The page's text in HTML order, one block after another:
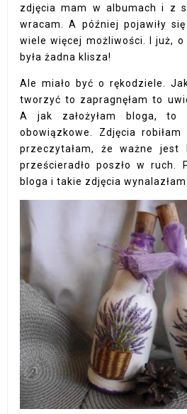
zdjęcia mam w albumach i z
wracam. A później pojawiły
wiele więcej możliwości. I już,
była żadna klisza!
Ale miało być o rękodziele.
tworzyć to zapragnęłam to
A jak założyłam bloga, to
obowiązkowe. Zdjęcia robiłam
przeczytałam, że ważne jest
prześcieradło poszło w ruch.
bloga i takie zdjęcia